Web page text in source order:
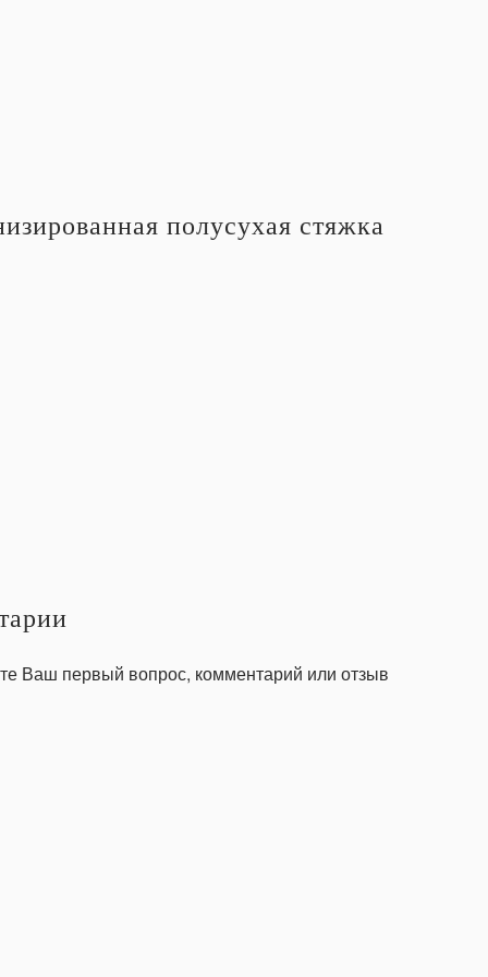
полусухая стяжка
Ваш первый вопрос, комментарий или отзыв